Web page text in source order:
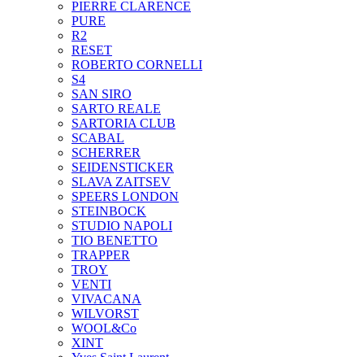
PIERRE CLARENCE
PURE
R2
RESET
ROBERTO CORNELLI
S4
SAN SIRO
SARTO REALE
SARTORIA CLUB
SCABAL
SCHERRER
SEIDENSTICKER
SLAVA ZAITSEV
SPEERS LONDON
STEINBOCK
STUDIO NAPOLI
TIO BENETTO
TRAPPER
TROY
VENTI
VIVACANA
WILVORST
WOOL&Co
XINT